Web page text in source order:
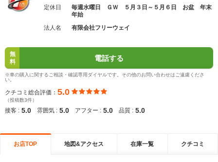
定休日
毎週水曜日 ＧＷ ５月３日～５月６日 お盆 年末
年始
法人名
有限会社フリーウェイ
無
料
電話する
※車の購入に関するご相談・確認専用ダイヤルです。その他のお問い合わせはご遠慮くださ
い。
クチコミ総合評価： 5.0
（投稿数3件）
接客 : 5.0 雰囲気 : 5.0 アフター : 5.0 品質 : 5.0
お店TOP 地図&アクセス 在庫一覧 クチコミ